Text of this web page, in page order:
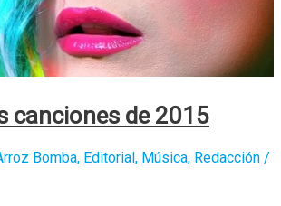
canciones de 2015
Bomba, Editorial , Música, Redacción /